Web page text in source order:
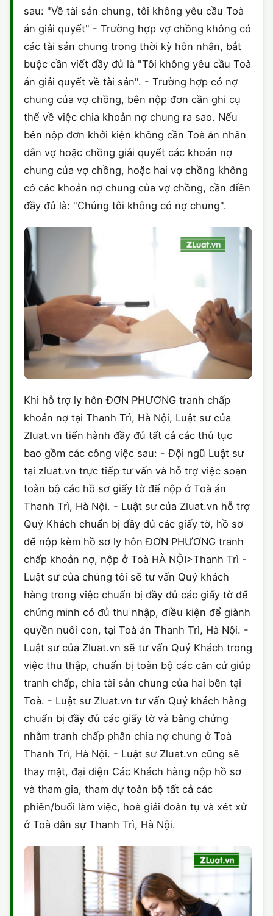
sau: "Về tài sản chung, tôi không yêu cầu Toà
án giải quyết" - Trường hợp vợ chồng không có
các tài sản chung trong thời kỳ hôn nhân, bắt
buộc cần viết đầy đủ là "Tôi không yêu cầu Toà
án giải quyết về tài sản". - Trường hợp có nợ
chung của vợ chồng, bên nộp đơn cần ghi cụ
thể về việc chia khoản nợ chung ra sao. Nếu
bên nộp đơn khởi kiện không cần Toà án nhân
dân vợ hoặc chồng giải quyết các khoản nợ
chung của vợ chồng, hoặc hai vợ chồng không
có các khoản nợ chung của vợ chồng, cần điền
đầy đủ là: "Chúng tôi không có nợ chung".
Khi hỗ trợ ly hôn ĐƠN PHƯƠNG tranh chấp
khoản nợ tại Thanh Trì, Hà Nội, Luật sư của
Zluat.vn tiến hành đầy đủ tất cả các thủ tục
bao gồm các công việc sau: - Đội ngũ Luật sư
tại zluat.vn trực tiếp tư vấn và hỗ trợ việc soạn
toàn bộ các hồ sơ giấy tờ để nộp ở Toà án
Thanh Trì, Hà Nội. - Luật sư của Zluat.vn hỗ trợ
Quý Khách chuẩn bị đầy đủ các giấy tờ, hồ sơ
để nộp kèm hồ sơ ly hôn ĐƠN PHƯƠNG tranh
chấp khoản nợ, nộp ở Toà HÀ NỘI>Thanh Trì -
Luật sư của chúng tôi sẽ tư vấn Quý khách
hàng trong việc chuẩn bị đầy đủ các giấy tờ để
chứng minh có đủ thu nhập, điều kiện để giành
quyền nuôi con, tại Toà án Thanh Trì, Hà Nội. -
Luật sư của Zluat.vn sẽ tư vấn Quý Khách trong
việc thu thập, chuẩn bị toàn bộ các căn cứ giúp
tranh chấp, chia tài sản chung của hai bên tại
Toà. - Luật sư Zluat.vn tư vấn Quý khách hàng
chuẩn bị đầy đủ các giấy tờ và bằng chứng
nhằm tranh chấp phân chia nợ chung ở Toà
Thanh Trì, Hà Nội. - Luật sư Zluat.vn cũng sẽ
thay mặt, đại diện Các Khách hàng nộp hồ sơ
và tham gia, tham dự toàn bộ tất cả các
phiên/buổi làm việc, hoà giải đoàn tụ và xét xử
ở Toà dân sự Thanh Trì, Hà Nội.